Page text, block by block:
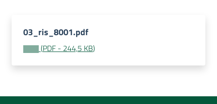
03_ris_8001.pdf
(PDF - 244,5 KB)